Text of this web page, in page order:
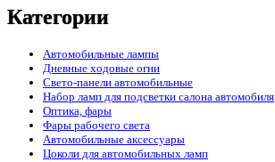
Категории
Автомобильные лампы
Дневные ходовые огни
Свето-панели автомобильные
Набор ламп для подсветки салона автомобиля
Оптика, фары
Фары рабочего света
Автомобильные аксессуары
Цоколи для автомобильных ламп